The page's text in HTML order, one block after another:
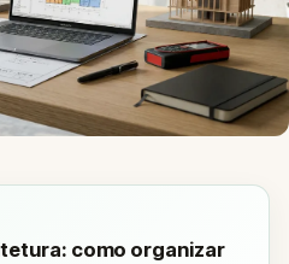
como organizar